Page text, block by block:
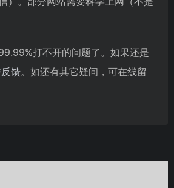
打不开的问题了。如果还是
馈。如还有其它疑问，可在线留